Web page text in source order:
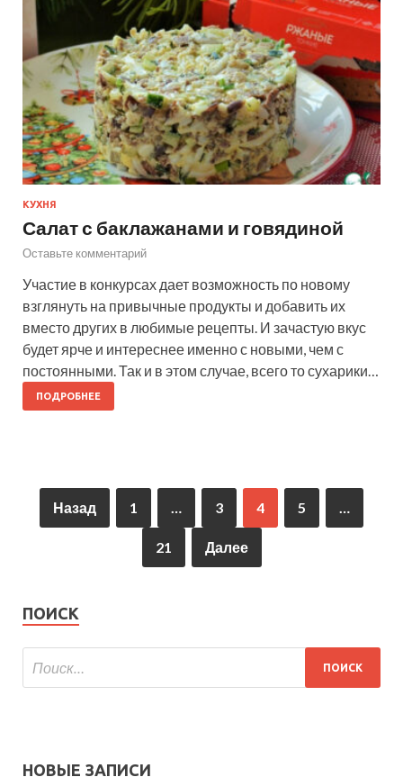
КУХНЯ
Салат с баклажанами и говядиной
Оставьте комментарий
Участие в конкурсах дает возможность по новому
взглянуть на привычные продукты и добавить их
вместо других в любимые рецепты. И зачастую вкус
будет ярче и интереснее именно с новыми, чем с
постоянными. Так и в этом случае, всего то сухарики…
ПОДРОБНЕЕ
Назад 1 … 3 4 5 …
21 Далее
ПОИСК
НОВЫЕ ЗАПИСИ